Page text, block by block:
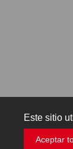
Este sitio
Aceptar